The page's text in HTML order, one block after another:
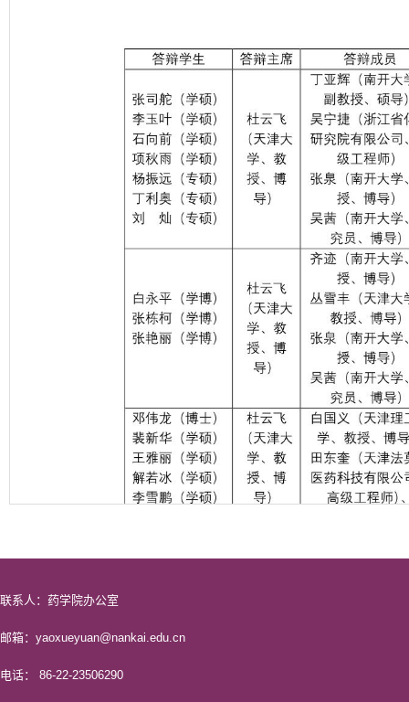
联系人：药学院办公室
邮箱：yaoxueyuan@nankai.edu.cn
电话： 86-22-23506290